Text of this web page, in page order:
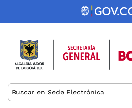
Pasar al contenido principal
Buscar